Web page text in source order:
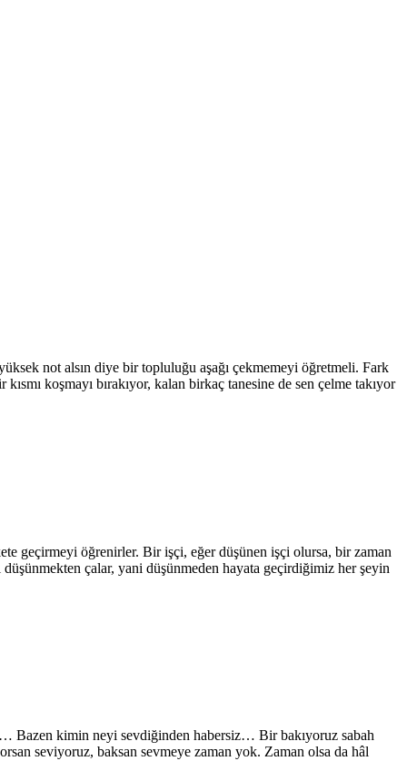
not alsın diye bir topluluğu aşağı çekmemeyi öğretmeli. Fark
koşmayı bırakıyor, kalan birkaç tanesine de sen çelme takıyor
geçirmeyi öğrenirler. Bir işçi, eğer düşünen işçi olursa, bir zaman
çalar, yani düşünmeden hayata geçirdiğimiz her şeyin
Bazen kimin neyi sevdiğinden habersiz… Bir bakıyoruz sabah
seviyoruz, baksan sevmeye zaman yok. Zaman olsa da hâl